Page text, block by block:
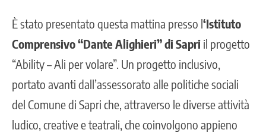
È stato presentato questa mattina presso l‘Istituto
Comprensivo “Dante Alighieri” di Sapri il progetto
“Ability – Ali per volare”. Un progetto inclusivo,
portato avanti dall’assessorato alle politiche sociali
del Comune di Sapri che, attraverso le diverse attività
ludico, creative e teatrali, che coinvolgono appieno